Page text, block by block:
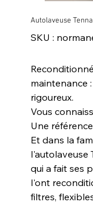
Autolaveuse
SKU : normanet-
maintenance
rigoureux.
Vous
Une
Et dans la
l'autolaveuse
qui a fait ses
l'ont
filtres,